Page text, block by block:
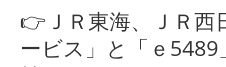
👉ＪＲ東海、ＪＲ
ービス」と「ｅ